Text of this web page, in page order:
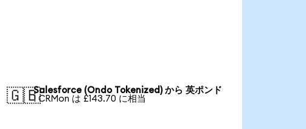
🇬🇧Salesforce (Ondo Tokenized) から 英ポンド
1 CRMon は £143.70 に相当